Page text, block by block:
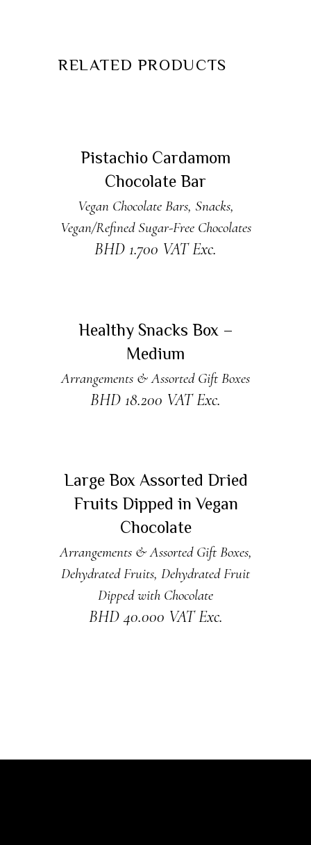
RELATED PRODUCTS
Pistachio Cardamom
Chocolate Bar
Vegan Chocolate Bars, Snacks,
Vegan/Refined Sugar-Free Chocolates
BHD 1.700 VAT Exc.
Healthy Snacks Box –
Medium
Arrangements & Assorted Gift Boxes
BHD 18.200 VAT Exc.
Large Box Assorted Dried
Fruits Dipped in Vegan
Chocolate
Arrangements & Assorted Gift Boxes,
Dehydrated Fruits, Dehydrated Fruit
Dipped with Chocolate
BHD40.000 VAT Exc.